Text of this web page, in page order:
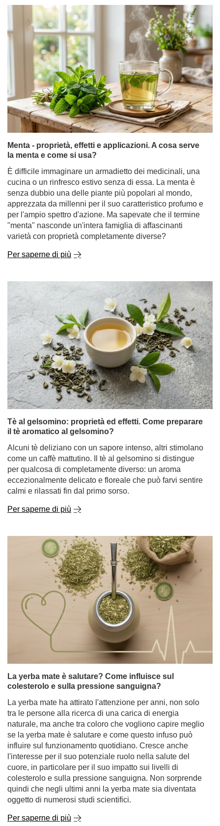
RACCOMANDATO PER TE
Set di accessori per Yerba Mate Verde Matero
19,48 € /
Set PER DUE di
55,98 € / set
GUIDA
Menta - proprietà, effetti e applicazioni. A cosa serve
la menta e come si usa?
È difficile immaginare un armadietto dei medicinali, una
cucina o un rinfresco estivo senza di essa. La menta è
senza dubbio una delle piante più popolari al mondo,
apprezzata da millenni per il suo caratteristico profumo e
per l'ampio spettro d'azione. Ma sapevate che il termine
"menta" nasconde un'intera famiglia di affascinanti
varietà con proprietà completamente diverse?
Per saperne di più
Tè al gelsomino: proprietà ed effetti. Come preparare
il tè aromatico al gelsomino?
Alcuni tè deliziano con un sapore intenso, altri stimolano
come un caffè mattutino. Il tè al gelsomino si distingue
per qualcosa di completamente diverso: un aroma
eccezionalmente delicato e floreale che può farvi sentire
calmi e rilassati fin dal primo sorso.
Per saperne di più